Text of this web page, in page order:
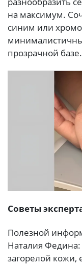
на максимум.
синим или
прозрачной базе.
Советы
Полезной
Наталия
загорелой кожи,